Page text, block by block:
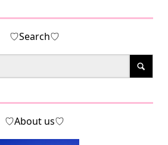
♡Search♡
♡About us♡